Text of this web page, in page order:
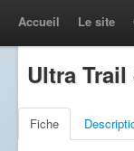
Accueil Le site
Ultra
Fiche